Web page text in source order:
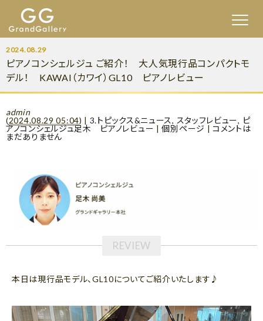
2024.08.29
ピアノコンシェルジュ ご紹介！ 大人気現行品コンパクトモ
デル！ KAWAI（カワイ）GL10 ピアノレビュー
admin
(2024.08.29 05:04) | 3.トピックス&ニュース, スタッフレビュー, ピ
アノコンシェルジュ足木 ピアノレビュー |個別ページ |コメントは
まだありません
本日は現行品モデル、GL10についてご紹介いたします♪